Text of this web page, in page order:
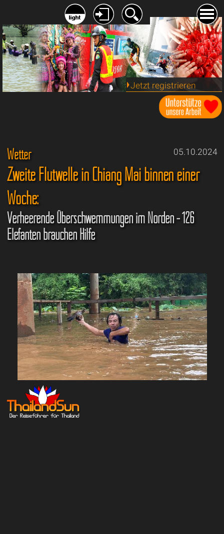
Jetzt registrieren
05.10.2024
Wetter
Zweite Flutwelle in Chiang Mai binnen einer
Woche:
Verheerende Überschwemmungen im Norden - 126
Elefanten brauchen Hilfe